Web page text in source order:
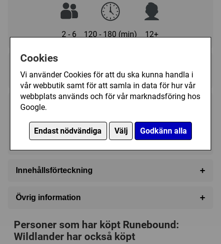
Cookies
Vi använder Cookies för att du ska kunna handla i
vår webbutik samt för att samla in data för hur vår
webbplats används och för vår marknadsföring hos
Google.
Endast nödvändiga Välj Godkänn alla
2 - 6 120 - 180 (min) 12+
★★★★★★★★★★
★★★★★★★★★★
89 kr
Ej tillgänglig
Innehållsförteckning +
5 Talent cards
Assorted tokens
Övrig information +
Serie: Runebound
Personer som har köpt Runebound:
Wildlander har också köpt